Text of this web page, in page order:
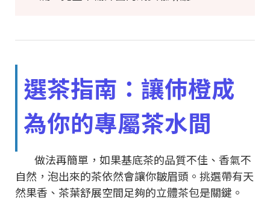
選茶指南：讓伂橙成
為你的專屬茶水間
做法再簡單，如果基底茶的品質不佳、香氣不
自然，泡出來的茶依然會讓你皺眉頭。挑選帶有天
然果香、茶葉舒展空間足夠的立體茶包是關鍵。